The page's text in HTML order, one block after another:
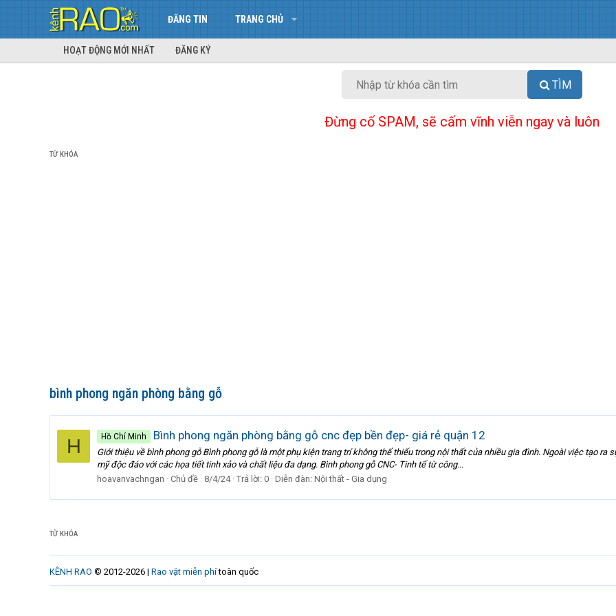
ĐĂNG TIN TRANG CHỦ
HOẠT ĐỘNG MỚI NHẤT ĐĂNG KÝ
TÌM
Đừng cố SPAM, sẽ cấm vĩnh viễn ngay và luôn
TỪ KHÓA
bình phong ngăn phòng bằng gỗ
H Hồ Chí Minh Bình phong ngăn phòng bằng gỗ cnc đẹp bền đẹp- giá rẻ quận 12
Giới thiệu về bình phong gỗ Bình phong gỗ là một phụ kiện trang trí không thể thiếu trong nội thất của nhiều gia đình. Ngoài việc tạo
mỹ độc đáo với các họa tiết tinh xảo và chất liệu đa dạng. Bình phong gỗ CNC- Tinh tế từ công...
hoavanvachngan
Chủ đề 8/4/24 Trả lời: 0 Diễn đàn: Nội thất - Gia dụng
TỪ KHÓA
KÊNH RAO © 2012-2026 | Rao vặt miễn phítoàn quốc